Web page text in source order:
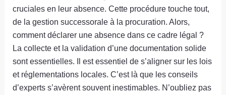
cruciales en leur absence. Cette procédure touche tout,
de la gestion successorale à la procuration. Alors,
comment déclarer une absence dans ce cadre légal ?
La collecte et la validation d’une documentation solide
sont essentielles. Il est essentiel de s’aligner sur les lois
et réglementations locales. C’est là que les conseils
d’experts s’avèrent souvent inestimables. N’oubliez pas